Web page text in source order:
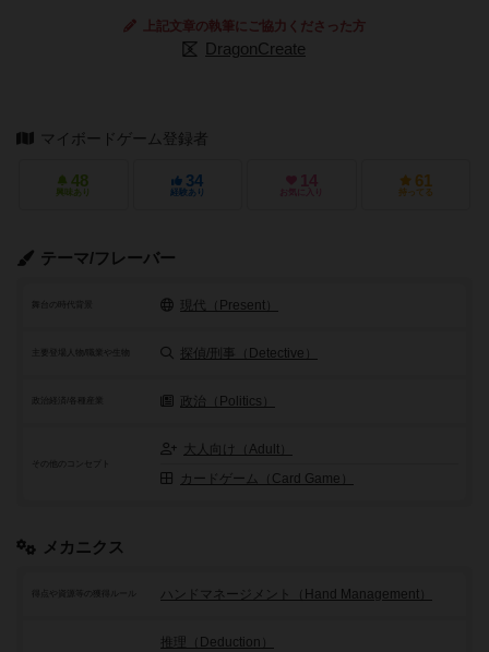
上記文章の執筆にご協力くださった方
DragonCreate
マイボードゲーム登録者
48
興味あり
34
経験あり
14
お気に入り
61
持ってる
テーマ/フレーバー
舞台の時代背景 現代（Present）
探偵/刑事（Detective）
政治経済/各種産業 政治（Politics）
その他のコンセプト
大人向け（Adult）
カードゲーム（Card Game）
メカニクス
ハンドマネージメント（Hand Management）
推理（Deduction）